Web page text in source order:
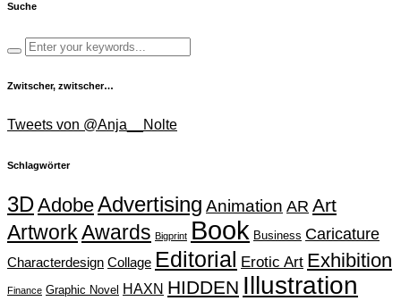
Suche
Zwitscher, zwitscher…
Tweets von @Anja__Nolte
Schlagwörter
3DAdobeAdvertising Animation AR Art
ArtworkAwards Bigprint Book Business Caricature
Characterdesign Collage Editorial Erotic Art Exhibition
Finance Graphic Novel HAXN HIDDEN Illustration